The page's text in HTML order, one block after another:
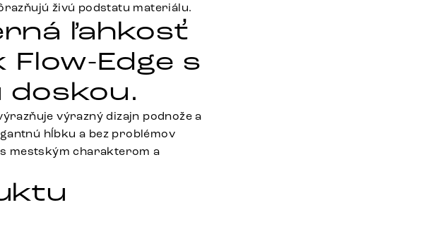
živú podstatu materiálu.
ľahkosť
Edge s
doskou.
výrazný dizajn podnože a
hĺbku a bez problémov
mestským charakterom a